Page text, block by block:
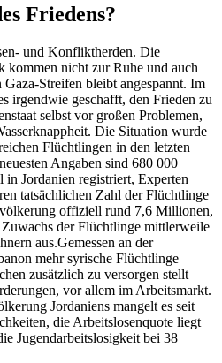
Friedens?
und Konfliktherden. Die
kommen nicht zur Ruhe und auch
Streifen bleibt angespannt. Im
irgendwie geschafft, den Frieden zu
selbst vor großen Problemen,
Die Situation wurde
Flüchtlingen in den letzten
Angaben sind 680 000
Jordanien registriert, Experten
tatsächlichen Zahl der Flüchtlinge
offiziell rund 7,6 Millionen,
der Flüchtlinge mittlerweile
aus.Gemessen an der
mehr syrische Flüchtlinge
zusätzlich zu versorgen stellt
vor allem im Arbeitsmarkt.
Jordaniens mangelt es seit
die Arbeitslosenquote liegt
Jugendarbeitslosigkeit bei 38